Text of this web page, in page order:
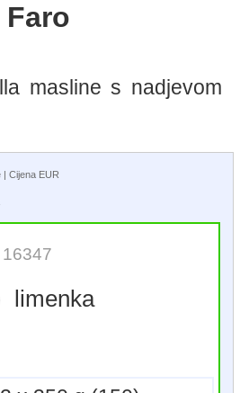
Faro
masline s nadjevom
Cijena EUR
limenka